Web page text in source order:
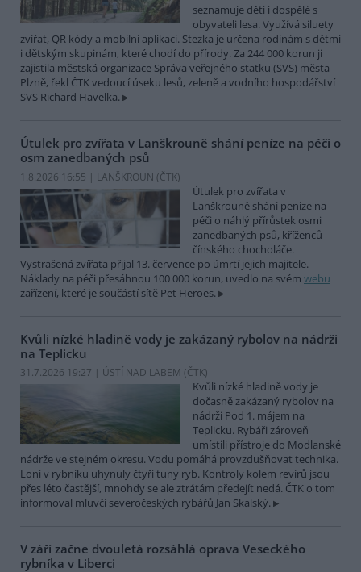
seznamuje děti i dospělé s
obyvateli lesa. Využívá siluety
zvířat, QR kódy a mobilní aplikaci. Stezka je určena rodinám s dětmi
i dětským skupinám, které chodí do přírody. Za 244 000 korun ji
zajistila městská organizace Správa veřejného statku (SVS) města
Plzně, řekl ČTK vedoucí úseku lesů, zeleně a vodního hospodářství
SVS Richard Havelka.
Útulek pro zvířata v Lanškrouně shání peníze na péči o
osm zanedbaných psů
1.8.2026 16:55 | LANŠKROUN (ČTK)
Útulek pro zvířata v
Lanškrouně shání peníze na
péči o náhlý přírůstek osmi
zanedbaných psů, kříženců
čínského chocholáče.
Vystrašená zvířata přijal 13. července po úmrtí jejich majitele.
Náklady na péči přesáhnou 100 000 korun, uvedlo na svém webu
zařízení, které je součástí sítě Pet Heroes.
Kvůli nízké hladině vody je zakázaný rybolov na nádrži
na Teplicku
31.7.2026 19:27 | ÚSTÍ NAD LABEM (ČTK)
Kvůli nízké hladině vody je
dočasně zakázaný rybolov na
nádrži Pod 1. májem na
Teplicku. Rybáři zároveň
umístili přístroje do Modlanské
nádrže ve stejném okresu. Vodu pomáhá provzdušňovat technika.
Loni v rybníku uhynuly čtyři tuny ryb. Kontroly kolem revírů jsou
přes léto častější, mnohdy se ale ztrátám předejít nedá. ČTK o tom
informoval mluvčí severočeských rybářů Jan Skalský.
V září začne dvouletá rozsáhlá oprava Veseckého
rybníka v Liberci